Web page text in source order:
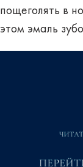
пощеголять в
этом эмаль